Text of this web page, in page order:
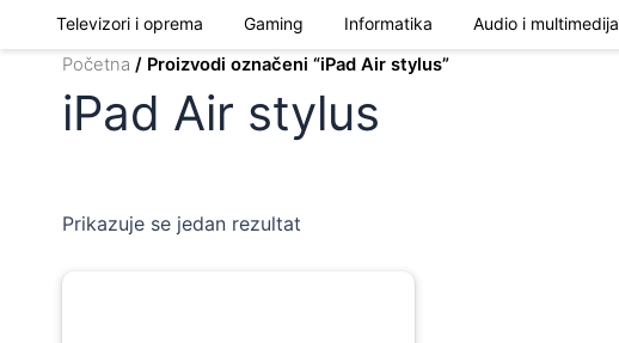
Televizori i oprema Gaming Informatika Audio i multimedija
Početna / Proizvodi označeni “iPad Air stylus”
iPad Air stylus
Prikazuje se jedan rezultat